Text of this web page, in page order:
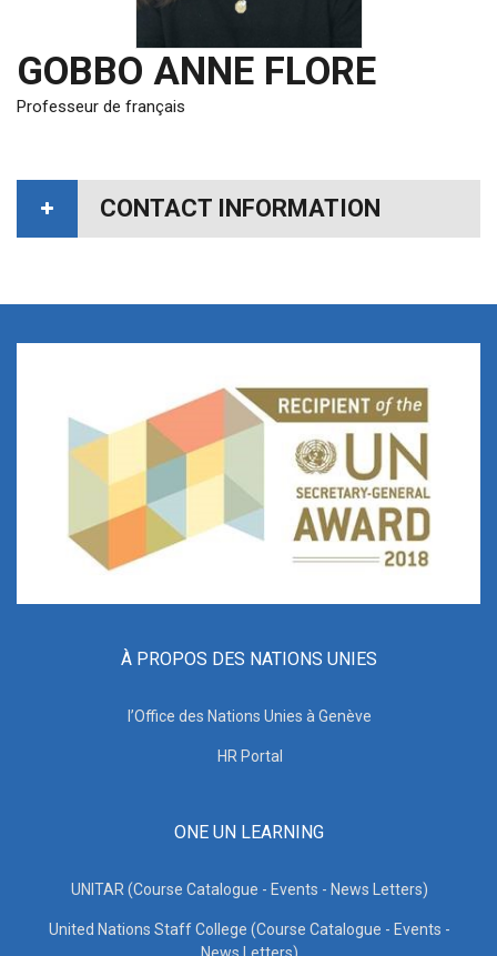
GOBBO ANNE FLORE
Professeur de français
CONTACT INFORMATION
À PROPOS DES NATIONS UNIES
l’Office des Nations Unies à Genève
HR Portal
ONE UN LEARNING
UNITAR (Course Catalogue - Events - News Letters)
United Nations Staff College (Course Catalogue - Events -